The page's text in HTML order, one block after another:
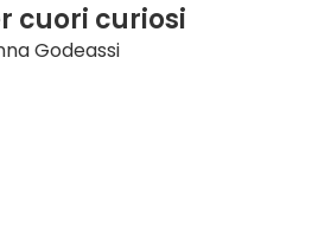
cuori curiosi
Godeassi